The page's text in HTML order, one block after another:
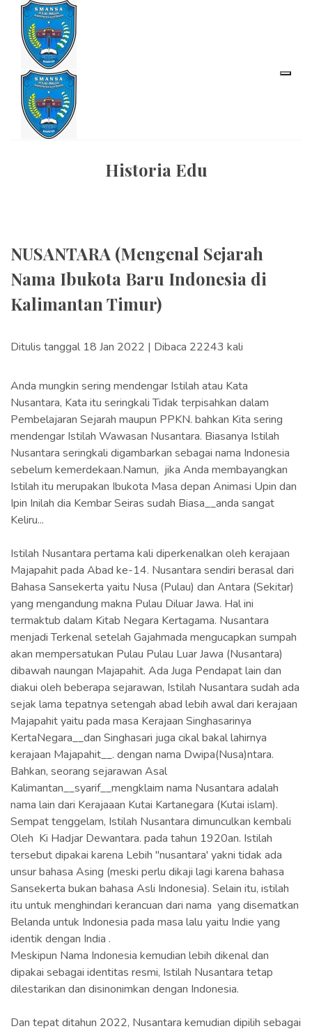
Historia Edu
NUSANTARA (Mengenal Sejarah
Nama Ibukota Baru Indonesia di
Kalimantan Timur)
Ditulis tanggal 18 Jan 2022 | Dibaca 22243 kali
Anda mungkin sering mendengar Istilah atau Kata
Nusantara, Kata itu seringkali Tidak terpisahkan dalam
Pembelajaran Sejarah maupun PPKN. bahkan Kita sering
mendengar Istilah Wawasan Nusantara. Biasanya Istilah
Nusantara seringkali digambarkan sebagai nama Indonesia
sebelum kemerdekaan.Namun, jika Anda membayangkan
Istilah itu merupakan Ibukota Masa depan Animasi Upin dan
Ipin Inilah dia Kembar Seiras sudah Biasa__anda sangat
Keliru...
Istilah Nusantara pertama kali diperkenalkan oleh kerajaan
Majapahit pada Abad ke-14. Nusantara sendiri berasal dari
Bahasa Sansekerta yaitu Nusa (Pulau) dan Antara (Sekitar)
yang mengandung makna Pulau Diluar Jawa. Hal ini
termaktub dalam Kitab Negara Kertagama. Nusantara
menjadi Terkenal setelah Gajahmada mengucapkan sumpah
akan mempersatukan Pulau Pulau Luar Jawa (Nusantara)
dibawah naungan Majapahit. Ada Juga Pendapat lain dan
diakui oleh beberapa sejarawan, Istilah Nusantara sudah ada
sejak lama tepatnya setengah abad lebih awal dari kerajaan
Majapahit yaitu pada masa Kerajaan Singhasarinya
KertaNegara__dan Singhasari juga cikal bakal lahirnya
kerajaan Majapahit__. dengan nama Dwipa(Nusa)ntara.
Bahkan, seorang sejarawan Asal
Kalimantan__syarif__mengklaim nama Nusantara adalah
nama lain dari Kerajaaan Kutai Kartanegara (Kutai islam).
Sempat tenggelam, Istilah Nusantara dimunculkan kembali
Oleh Ki Hadjar Dewantara. pada tahun 1920an. Istilah
tersebut dipakai karena Lebih "nusantara' yakni tidak ada
unsur bahasa Asing (meski perlu dikaji lagi karena bahasa
Sansekerta bukan bahasa Asli Indonesia). Selain itu, istilah
itu untuk menghindari kerancuan dari nama yang disematkan
Belanda untuk Indonesia pada masa lalu yaitu Indie yang
identik dengan India .
Meskipun Nama Indonesia kemudian lebih dikenal dan
dipakai sebagai identitas resmi, Istilah Nusantara tetap
dilestarikan dan disinonimkan dengan Indonesia.
Dan tepat ditahun 2022, Nusantara kemudian dipilih sebagai